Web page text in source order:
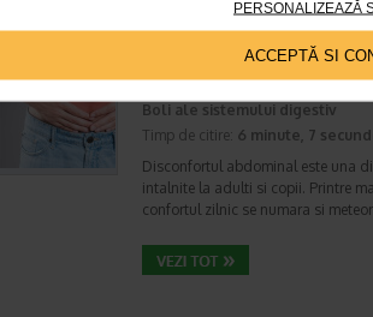
PERSONALIZEAZĂ
ACCEPTĂ SI
Totul despre
tratament si dieta
Boli ale sistemului digestiv
Timp de citire: 6 minute, 7
Disconfortul abdominal este una
intalnite la adulti si copii. Printre
confortul zilnic se numara si